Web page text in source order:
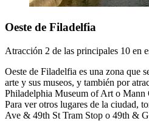
Oeste de Filadelfia
Atracción 2 de las principales 10 en
Oeste de Filadelfia es una zona que
arte y sus museos, y también por
Philadelphia Museum of Art o Mann
Para ver otros lugares de la ciudad,
Ave & 49th St Tram Stop o 49th &